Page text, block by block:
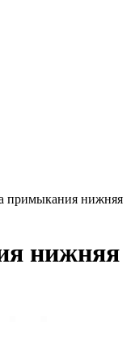
примыкания нижняя
нижняя